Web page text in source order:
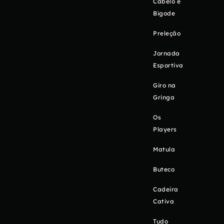
Bigode
Preleção
Jornada
Esportiva
Giro na
Gringa
Os
Players
Matula
Buteco
Cadeira
Cativa
Tudo